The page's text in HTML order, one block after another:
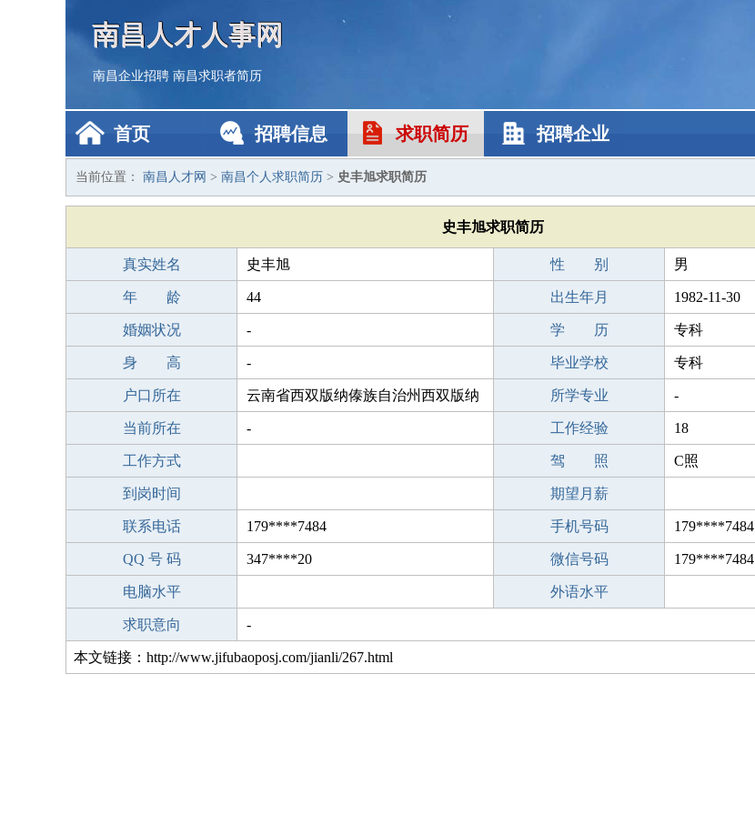
南昌人才人事网
南昌企业招聘 南昌求职者简历
首页 招聘信息 求职简历 招聘企业
当前位置： 南昌人才网 > 南昌个人求职简历 > 史丰旭求职简历
史丰旭求职简历
真实姓名 史丰旭 性 别 男
年 龄 44 出生年月 1982-11-30
婚姻状况 - 学 历 专科
身 高 - 毕业学校 专科
户口所在 云南省西双版纳傣族自治州西双版纳
傣族自治州
所学专业 -
当前所在 - 工作经验 18
工作方式 驾 照 C照
到岗时间 期望月薪
联系电话 179****7484 手机号码 179****7484
QQ 号 码 347****20 微信号码 179****7484
电脑水平 外语水平
求职意向 -
本文链接：http://www.jifubaoposj.com/jianli/267.html